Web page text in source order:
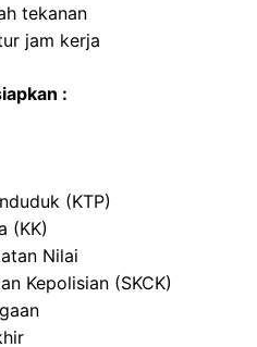
tekanan
jam kerja
:
(KTP)
(KK)
Nilai
Kepolisian (SKCK)